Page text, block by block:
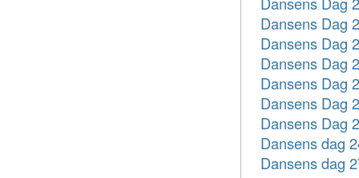
Dansens Dag
Dansens Dag
Dansens Dag
Dansens Dag
Dansens Dag
Dansens Dag
Dansens dag
Dansens dag